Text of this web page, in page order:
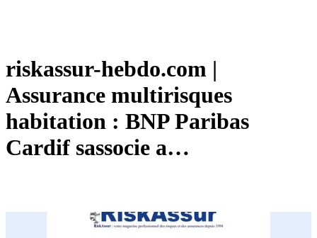
riskassur-hebdo.com |
Assurance multirisques
habitation : BNP Paribas
Cardif sassocie a…